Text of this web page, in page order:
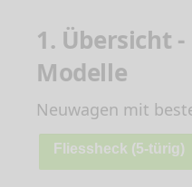
1. Übersicht -
Modelle
Neuwagen mit
Fliessheck (5-türig)